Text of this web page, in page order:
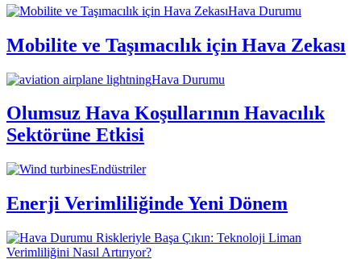
Hava Durumu
Mobilite ve Taşımacılık için Hava Zekası
Hava Durumu
Olumsuz Hava Koşullarının Havacılık
Sektörüne Etkisi
Endüstriler
Enerji Verimliliğinde Yeni Dönem